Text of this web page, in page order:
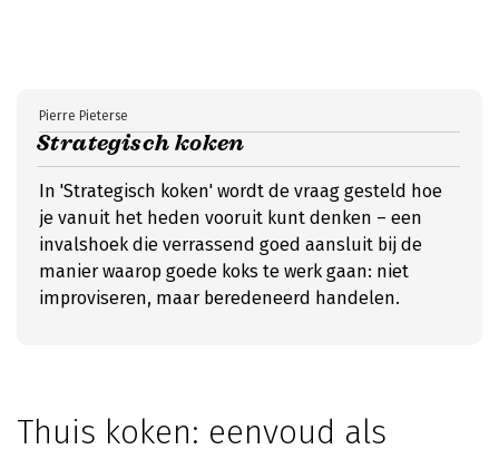
Strategisch koken
Pierre Pieterse
In 'Strategisch koken' wordt de vraag gesteld hoe
je vanuit het heden vooruit kunt denken – een
invalshoek die verrassend goed aansluit bij de
manier waarop goede koks te werk gaan: niet
improviseren, maar beredeneerd handelen.
Thuis koken: eenvoud als